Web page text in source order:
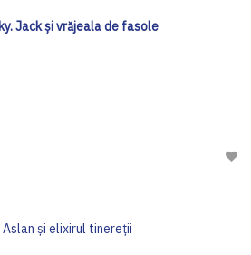
Jack și vrăjeala de fasole